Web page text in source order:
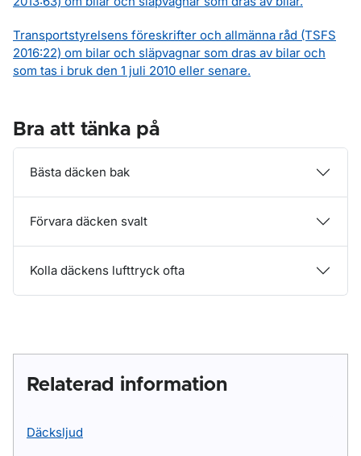
Transportstyrelsens föreskrifter och allmänna råd (TSFS
2016:22) om bilar och släpvagnar som dras av bilar och
som tas i bruk den 1 juli 2010 eller senare.
Bra att tänka på
Bästa däcken bak
Förvara däcken svalt
Kolla däckens lufttryck ofta
Relaterad information
Däcksljud